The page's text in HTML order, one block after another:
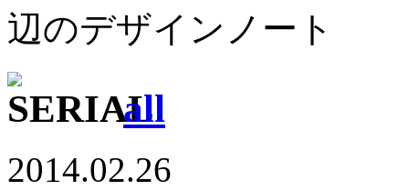
辺のデザインノート
/all
2014.02.26